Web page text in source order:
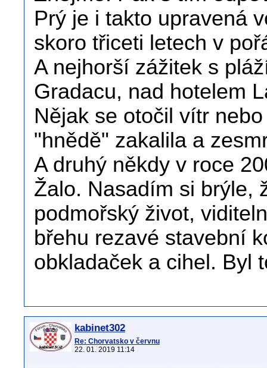
Prý je i takto upravená
skoro třiceti letech v
A nejhorší zážitek s
Gradacu, nad hotelem
Nějak se otočil vítr
"hnědě" zakalila a
A druhý někdy v roce
Žalo. Nasadím si brýle,
podmořský život,
břehu rezavé stavební
obkladaček a cihel. Byl
kabinet302
Re: Chorvatsko v červnu
22. 01. 2019 11:14